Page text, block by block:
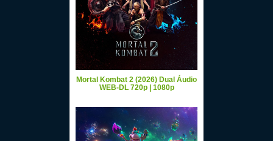
Mortal Kombat 2 (2026) Dual Áudio
WEB-DL 720p | 1080p